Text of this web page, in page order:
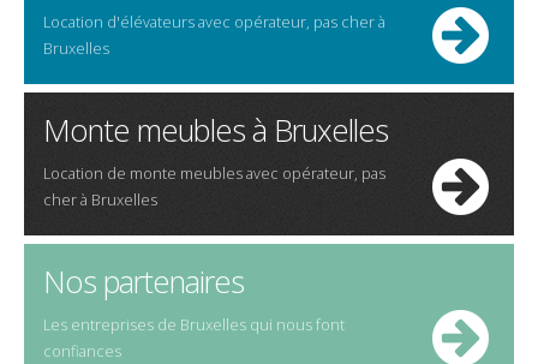
Location d'élévateursavec opérateur, pas cherà
Bruxelles
Monte meubles à Bruxelles
Location de monte meublesavec opérateur, pas
cherà Bruxelles
Nos partenaires
Les entreprises de Bruxelles qui nous font
confiances